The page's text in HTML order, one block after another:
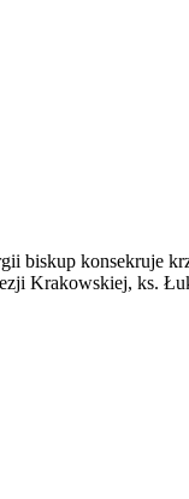
biskup konsekruje
Krakowskiej, ks.